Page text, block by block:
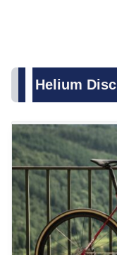
Helium Disc